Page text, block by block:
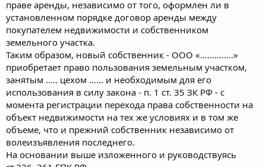
праве аренды, независимо от того, оформлен ли в
установленном порядке договор аренды между
покупателем недвижимости и собственником
земельного участка.
Таким образом, новый собственник - ООО «…………..»
приобретает право пользования земельным участком,
занятым ….. цехом …… и необходимым для его
использования в силу закона - п. 1 ст. 35 ЗК РФ - с
момента регистрации перехода права собственности на
объект недвижимости на тех же условиях и в том же
объеме, что и прежний собственник независимо от
волеизъявления последнего.
На основании выше изложенного и руководствуясь